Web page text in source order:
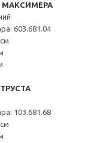
МАКСИМЕРА
603.681.04
103.681.68